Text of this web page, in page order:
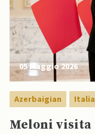
05 Maggio 2026
Azerbaigian Italia
Meloni visita